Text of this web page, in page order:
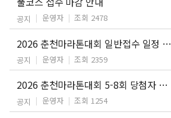
공지 운영자 조회 2478
2026 춘천마라톤대회 일반접수 일정 안내
공지 운영자 조회 2359
2026 춘천마라톤대회 5-8회 당첨자 안내
공지 운영자 조회 1254